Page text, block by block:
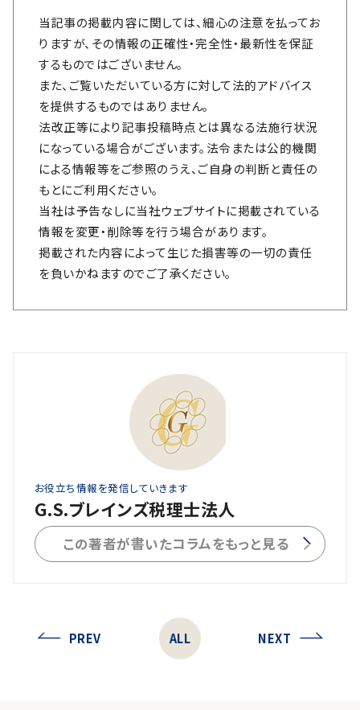
当記事の掲載内容に関しては、細心の注意を払ってお
りますが、その情報の正確性・完全性・最新性を保証
するものではございません。
また、ご覧いただいている方に対して法的アドバイス
を提供するものではありません。
法改正等により記事投稿時点とは異なる法施行状況
になっている場合がございます。法令または公的機関
による情報等をご参照のうえ、ご自身の判断と責任の
もとにご利用ください。
当社は予告なしに当社ウェブサイトに掲載されている
情報を変更・削除等を行う場合があります。
掲載された内容によって生じた損害等の一切の責任
を負いかねますのでご了承ください。
お役立ち情報を発信していきます
G.S.ブレインズ税理士法人
この著者が書いたコラムをもっと見る
PREV ALL NEXT